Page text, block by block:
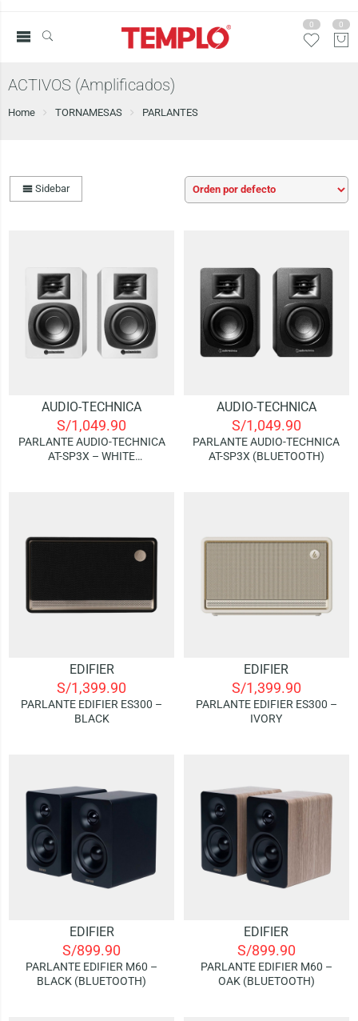
0 0
ACTIVOS (Amplificados)
Home TORNAMESAS PARLANTES
Sidebar
AUDIO-TECHNICA
S/1,049.90
PARLANTE AUDIO-TECHNICA
AT-SP3X – WHITE
AUDIO-TECHNICA
S/1,049.90
PARLANTE AUDIO-TECHNICA
AT-SP3X (BLUETOOTH)
EDIFIER
S/1,399.90
PARLANTE EDIFIER ES300 –
BLACK
EDIFIER
S/1,399.90
PARLANTE EDIFIER ES300 –
IVORY
EDIFIER
S/899.90
PARLANTE EDIFIER M60 –
BLACK (BLUETOOTH)
EDIFIER
S/899.90
PARLANTE EDIFIER M60 –
OAK (BLUETOOTH)